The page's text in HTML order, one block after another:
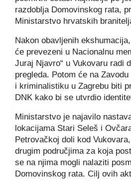
razdoblja Domovinskog rata,
Ministarstvo hrvatskih
Nakon obavljenih
će prevezeni u Nacionalnu
Juraj Njavro“ u Vukovaru radi
pregleda. Potom će na
i kriminalistiku u Zagrebu biti
DNK kako bi se utvrdio
Ministarstvo je najavilo
lokacijama Stari Seleš i
Petrovačkoj doli kod
drugim područjima za koja
se na njima mogli nalaziti
Domovinskog rata. Cilj ovih